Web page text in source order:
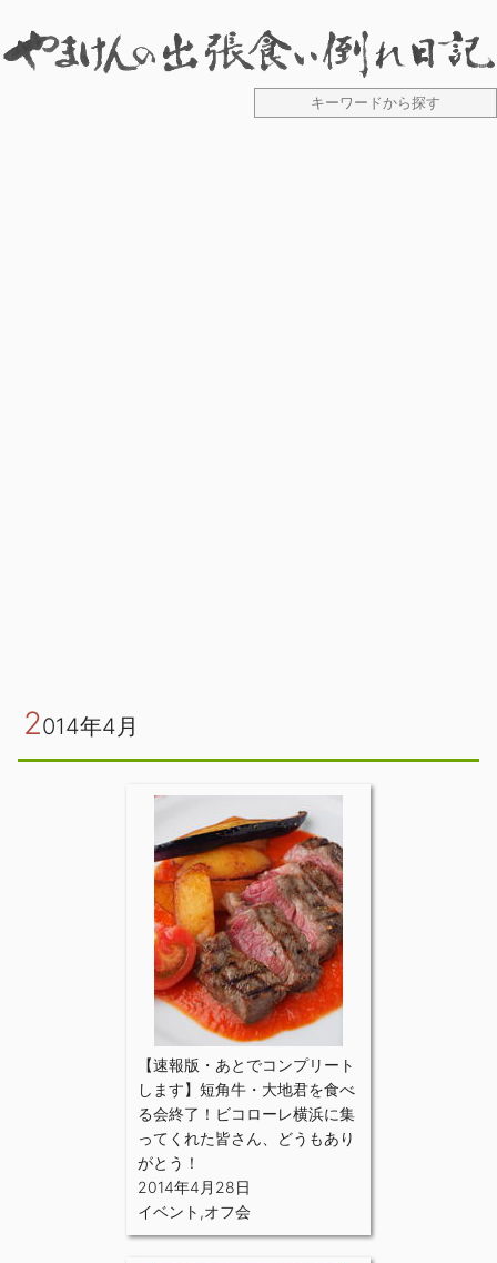
2014年4月
【速報版・あとでコンプリート
します】短角牛・大地君を食べ
る会終了！ビコローレ横浜に集
ってくれた皆さん、どうもあり
がとう！
2014年4月28日
イベント ,オフ会